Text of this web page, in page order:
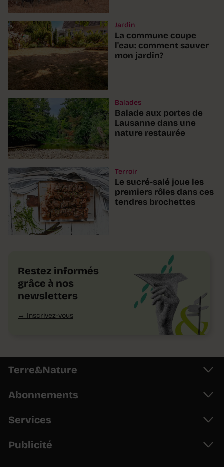
Jardin
La commune coupe
l'eau: comment sauver
mon jardin?
Balades
Balade aux portes de
Lausanne dans une
nature restaurée
Terroir
Le sucré-salé joue les
premiers rôles dans ces
tendres brochettes
Restez informés
grâce à nos
newsletters
Inscrivez-vous
Terre&Nature
Abonnements
Services
Publicité